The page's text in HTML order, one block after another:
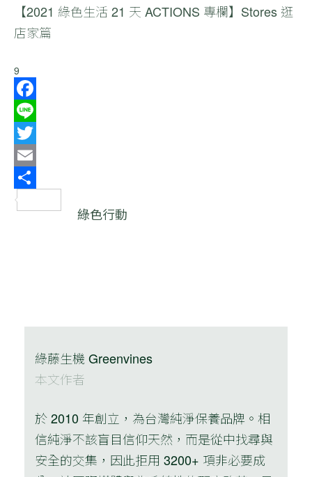
【2021 綠色生活 21 天 ACTIONS 專欄】Stores 逛
店家篇
9
Facebook
Line
Twitter
Email
綠色行動
綠藤生機 Greenvines
本文作者
於 2010 年創立，為台灣純淨保養品牌。相
信純淨不該盲目信仰天然，而是從中找尋與
安全的交集，因此拒用 3200+ 項非必要成